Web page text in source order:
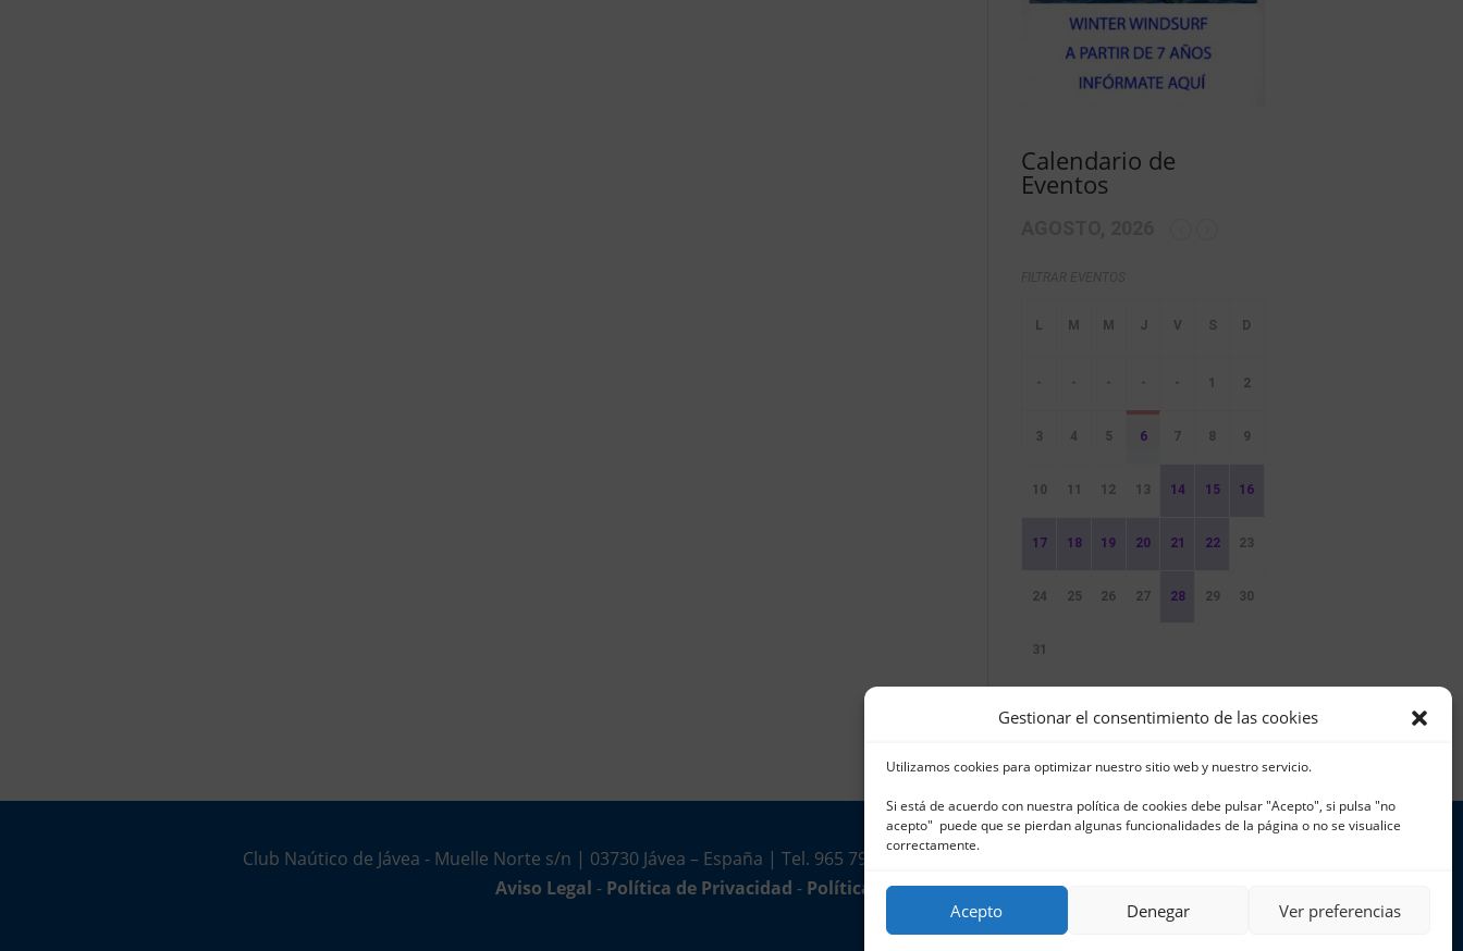
Gestionar el consentimiento de las cookies
Utilizamos cookies para optimizar nuestro sitio web y nuestro servicio.
Si está de acuerdo con nuestra política de cookies debe pulsar "Acepto", si pulsa "no
acepto" puede que se pierdan algunas funcionalidades de la página o no se visualice
correctamente.
Acepto Denegar Ver preferencias
Calendario de
Eventos
- - - - - 1 2
3 4 5 6 7 8 9
10 11 12 13 14 15 16
17 18 19 20 21 22 23
24 25 26 27 28 29 30
31
Sin Eventos
Club Naútico de Jávea - Muelle Norte s/n | 03730 Jávea – España | Tel. 965 791 025 | Fax. 965 796 008 | info@cnjavea.net
Aviso Legal -Política de Privacidad - Política de Cookies